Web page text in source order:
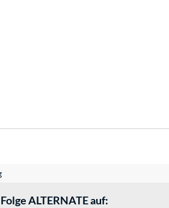
Folge ALTERNATE auf: